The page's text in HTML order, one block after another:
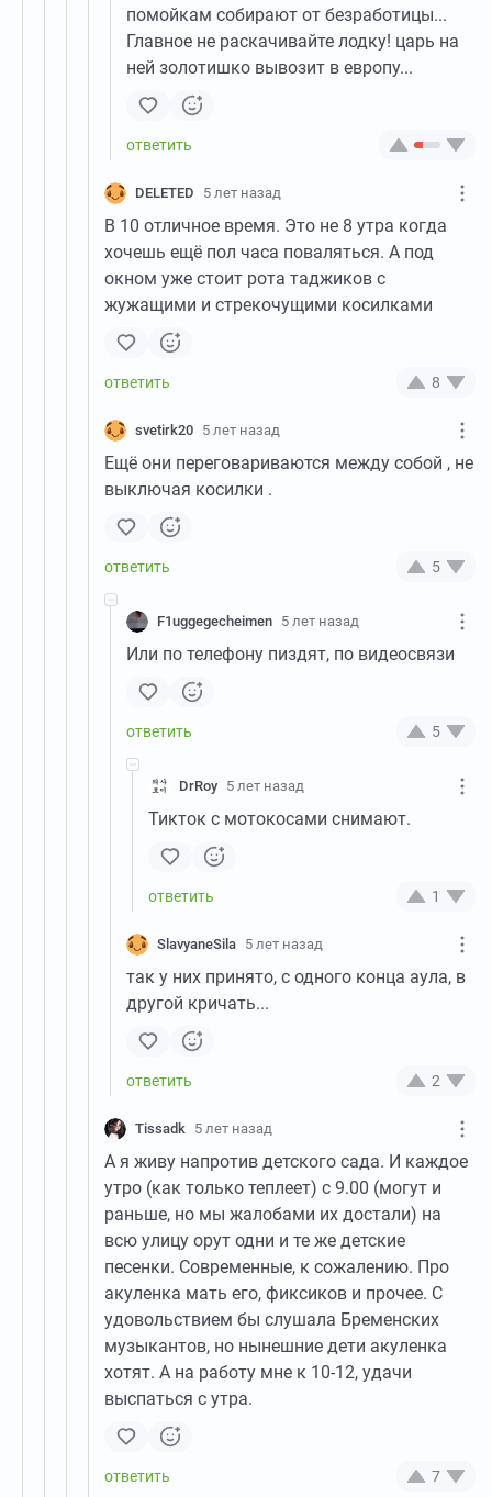
помойкам собирают от безработицы...
Главное не раскачивайте лодку! царь на
ней золотишко вывозит в европу...
DELETED 5 лет назад
В 10 отличное время. Это не 8 утра когда
хочешь ещё пол часа поваляться. А под
окном уже стоит рота таджиков с
жужащими и стрекочущими косилками
8
svetirk20 5 лет назад
Ещё они переговариваются между собой , не
выключая косилки .
5
F1uggegecheimen 5 лет назад
Или по телефону пиздят, по видеосвязи
5
DrRoy 5 лет назад
Тикток с мотокосами снимают.
1
SlavyaneSila 5 лет назад
так у них принято, с одного конца аула, в
другой кричать...
2
Tissadk 5 лет назад
А я живу напротив детского сада. И каждое
утро (как только теплеет) с 9.00 (могут и
раньше, но мы жалобами их достали) на
всю улицу орут одни и те же детские
песенки. Современные, к сожалению. Про
акуленка мать его, фиксиков и прочее. С
удовольствием бы слушала Бременских
музыкантов, но нынешние дети акуленка
хотят. А на работу мне к 10-12, удачи
выспаться с утра.
7